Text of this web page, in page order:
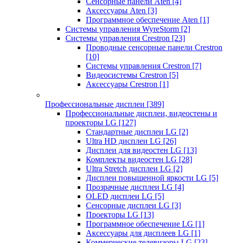
Аксессуары Aten [3]
Программное обеспечение Aten [1]
Системы управления WyreStorm [2]
Системы управления Crestron [23]
Проводные сенсорные панели Crestron
[10]
Системы управления Crestron [7]
Видеосистемы Crestron [5]
Аксессуары Crestron [1]
Профессиональные дисплеи [389]
Профессиональные дисплеи, видеостены и
проекторы LG [127]
Стандартные дисплеи LG [2]
Ultra HD дисплеи LG [26]
Дисплеи для видеостен LG [13]
Комплекты видеостен LG [28]
Ultra Stretch дисплеи LG [2]
Дисплеи повышенной яркости LG [5]
Прозрачные дисплеи LG [4]
OLED дисплеи LG [5]
Сенсорные дисплеи LG [3]
Проекторы LG [13]
Программное обеспечение LG [1]
Аксессуары для дисплеев LG [1]